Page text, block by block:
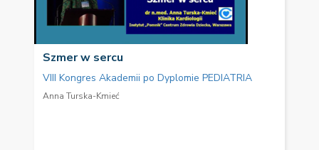
Szmer w sercu
VIII Kongres Akademii po Dyplomie PEDIATRIA
Anna Turska-Kmieć